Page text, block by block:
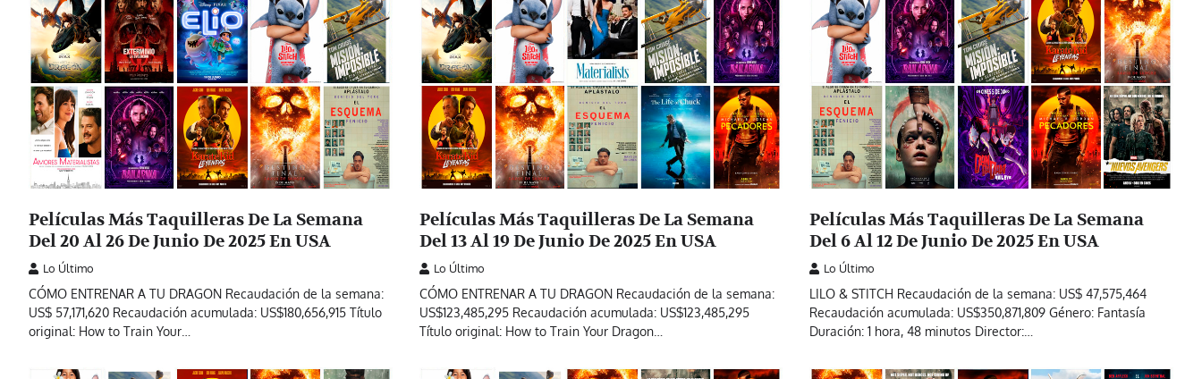
Películas Más Taquilleras De La Semana
Del 20 Al 26 De Junio De 2025 En USA
Lo Último
CÓMO ENTRENAR A TU DRAGON Recaudación de la semana:
US$ 57,171,620 Recaudación acumulada: US$180,656,915 Título
original: How to Train Your…
Películas Más Taquilleras De La Semana
Del 13 Al 19 De Junio De 2025 En USA
Lo Último
CÓMO ENTRENAR A TU DRAGON Recaudación de la semana:
US$123,485,295 Recaudación acumulada: US$123,485,295
Título original: How to Train Your Dragon…
Películas Más Taquilleras De La Semana
Del 6 Al 12 De Junio De 2025 En USA
Lo Último
LILO & STITCH Recaudación de la semana: US$ 47,575,464
Recaudación acumulada: US$350,871,809 Género: Fantasía
Duración: 1 hora, 48 minutos Director:…